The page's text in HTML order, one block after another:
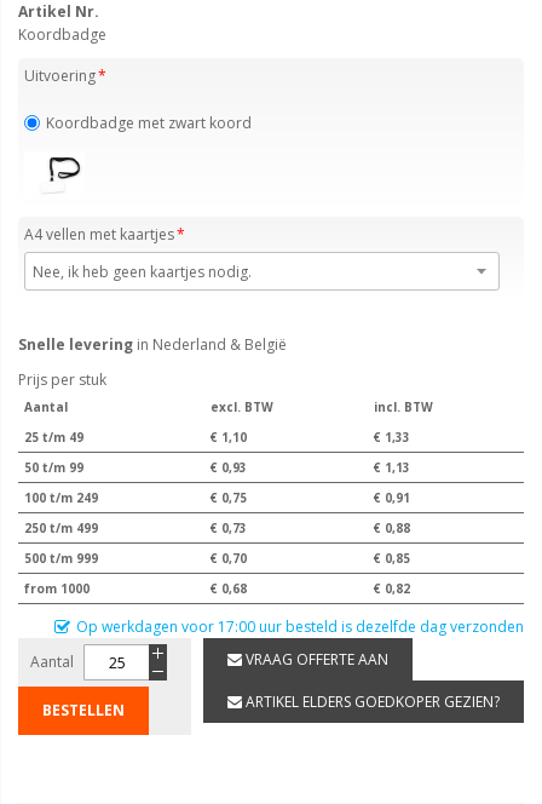
Artikel Nr.
Koordbadge
Uitvoering
Koordbadge met zwart koord
A4 vellen met kaartjes
Snelle levering in Nederland & België
Prijs per stuk
Aantal excl. BTW
incl. BTW
25 t/m 49
€ 1,10
€ 1,33
50 t/m 99
€ 0,93
€ 1,13
100 t/m 249
€ 0,75
€ 0,91
250 t/m 499
€ 0,73
€ 0,88
500 t/m 999
€ 0,70
€ 0,85
from 1000
€ 0,68 € 0,82
Op werkdagen voor 17:00 uur besteld is dezelfde dag verzonden
Aantal
BESTELLEN
VRAAG OFFERTE AAN
ARTIKEL ELDERS GOEDKOPER GEZIEN?